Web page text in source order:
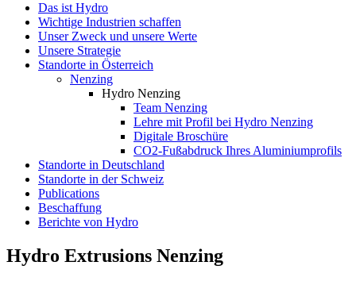
Das ist Hydro
Wichtige Industrien schaffen
Unser Zweck und unsere Werte
Unsere Strategie
Standorte in Österreich
Nenzing
Hydro Nenzing
Team Nenzing
Lehre mit Profil bei Hydro Nenzing
Digitale Broschüre
CO2-Fußabdruck Ihres Aluminiumprofils
Standorte in Deutschland
Standorte in der Schweiz
Publications
Beschaffung
Berichte von Hydro
Hydro Extrusions Nenzing